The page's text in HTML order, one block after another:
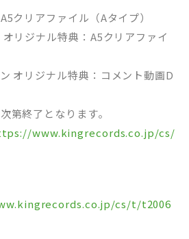
クリアファイル（Aタイプ）
オリジナル特典：A5クリアファイ
オリジナル特典：コメント動画D
第終了となります。
www.kingrecords.co.jp/cs/
cs/t/t2006